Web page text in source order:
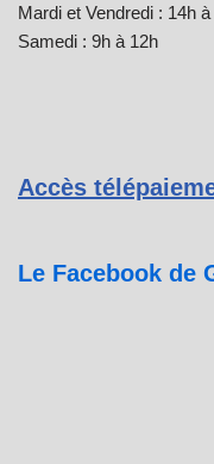
Mardi et Vendredi : 14h
Samedi : 9h à 12h
Accès
Le Facebook de